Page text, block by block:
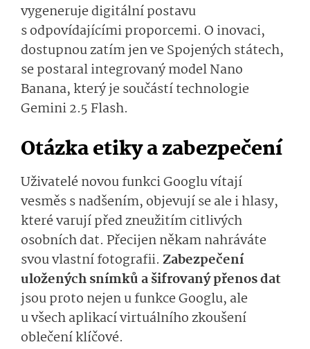
vygeneruje digitální postavu
s odpovídajícími proporcemi. O inovaci,
dostupnou zatím jen ve Spojených státech,
se postaral integrovaný model Nano
Banana, který je součástí technologie
Gemini 2.5 Flash.
Otázka etiky a zabezpečení
Uživatelé novou funkci Googlu vítají
vesměs s nadšením, objevují se ale i hlasy,
které varují před zneužitím citlivých
osobních dat. Přecijen někam nahráváte
svou vlastní fotografii. Zabezpečení
uložených snímků a šifrovaný přenos dat
jsou proto nejen u funkce Googlu, ale
u všech aplikací virtuálního zkoušení
oblečení klíčové.